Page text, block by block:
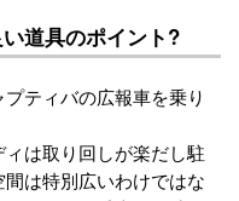
道具のポイント?
ティバの広報車を乗り
は取り回しが楽だし駐
は特別広いわけではな